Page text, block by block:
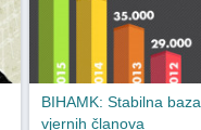
BIHAMK: Stabilna baza
vjernih članova